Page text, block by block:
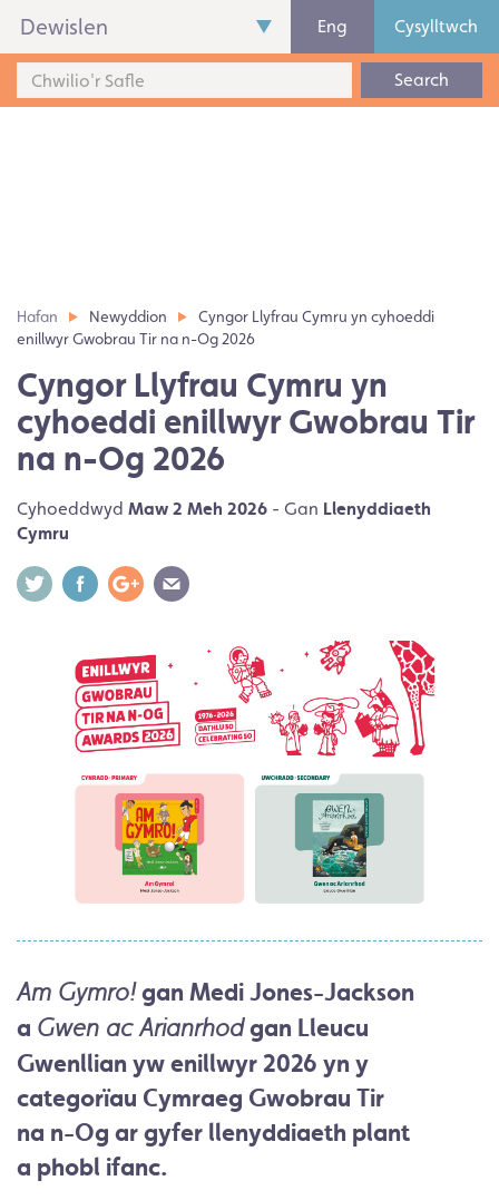
Dewislen Eng Cysylltwch
Search
Hafan Newyddion
Cyngor Llyfrau Cymru yn cyhoeddi
enillwyr Gwobrau Tir na n-Og 2026
Cyngor Llyfrau Cymru yn
cyhoeddi enillwyr Gwobrau Tir
na n-Og 2026
Cyhoeddwyd Maw 2 Meh 2026 - Gan Llenyddiaeth
Cymru
Am Gymro!gan Medi Jones-Jackson
a Gwen ac Arianrhodgan Lleucu
Gwenllian yw enillwyr 2026 yn y
categorïau Cymraeg Gwobrau Tir
na n-Og ar gyfer llenyddiaeth plant
a phobl ifanc.